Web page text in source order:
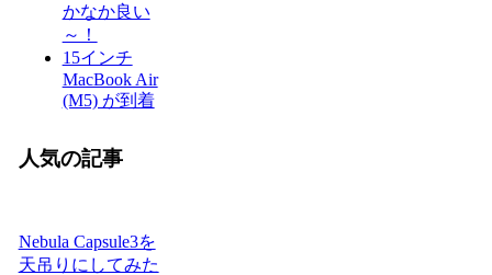
かなか良い
～！
15インチ
MacBook Air
(M5) が到着
人気の記事
Nebula Capsule3を
天吊りにしてみた